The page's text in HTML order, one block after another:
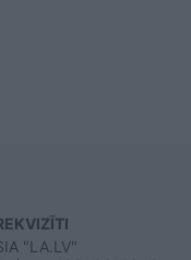
"LA.LV"